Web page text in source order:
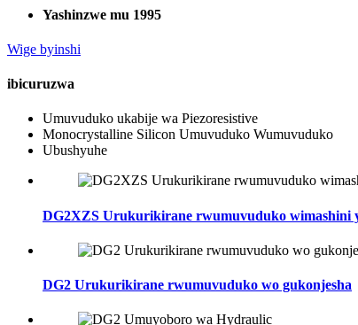
Yashinzwe mu 1995
Wige byinshi
ibicuruzwa
Umuvuduko ukabije wa Piezoresistive
Monocrystalline Silicon Umuvuduko Wumuvuduko
Ubushyuhe
DG2XZS Urukurikirane rwumuvuduko wimashini
DG2 Urukurikirane rwumuvuduko wo gukonjesha